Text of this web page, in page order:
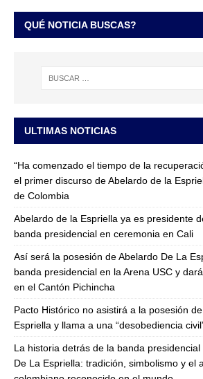
QUÉ NOTICIA BUSCAS?
ULTIMAS NOTICIAS
“Ha comenzado el tiempo de la
el primer discurso de Abelardo de la
de Colombia
Abelardo de la Espriella ya es presidente
banda presidencial en ceremonia en Cali
Así será la posesión de Abelardo De La
banda presidencial en la Arena USC y
en el Cantón Pichincha
Pacto Histórico no asistirá a la posesión
Espriella y llama a una “desobediencia
La historia detrás de la banda
De La Espriella: tradición, simbolismo y el